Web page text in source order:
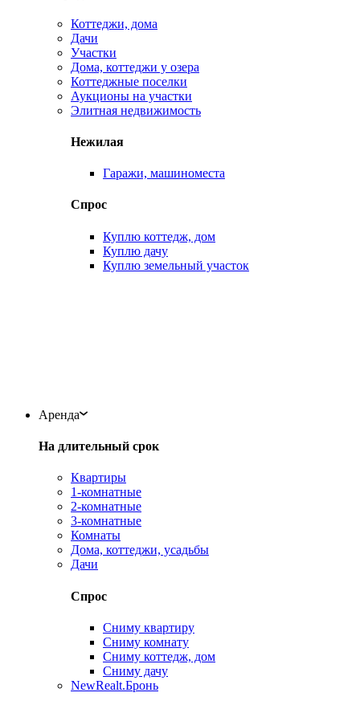
Коттеджи, дома
Дачи
Участки
Дома, коттеджи у озера
Коттеджные поселки
Аукционы на участки
Элитная недвижимость
Нежилая
Гаражи, машиноместа
Спрос
Куплю коттедж, дом
Куплю дачу
Куплю земельный участок
Аренда
На длительный срок
Квартиры
1-комнатные
2-комнатные
3-комнатные
Комнаты
Дома, коттеджи, усадьбы
Дачи
Спрос
Сниму квартиру
Сниму комнату
Сниму коттедж, дом
Сниму дачу
NewRealt.Бронь